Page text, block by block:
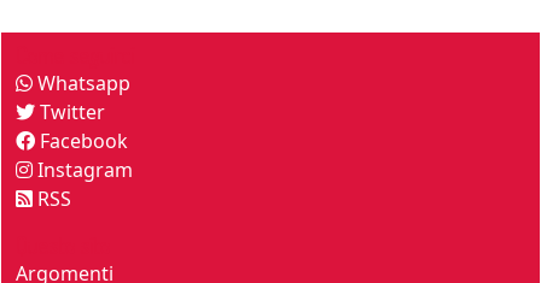
Whatsapp
Twitter
Facebook
Instagram
RSS
Argomenti